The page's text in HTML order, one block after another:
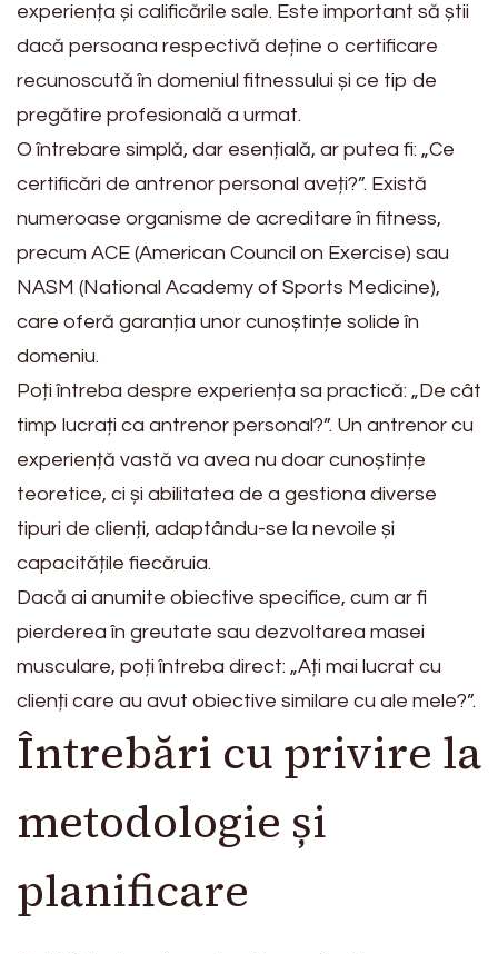
experiența și calificările sale. Este important să știi
dacă persoana respectivă deține o certificare
recunoscută în domeniul fitnessului și ce tip de
pregătire profesională a urmat.
O întrebare simplă, dar esențială, ar putea fi: „Ce
certificări de antrenor personal aveți?”. Există
numeroase organisme de acreditare în fitness,
precum ACE (American Council on Exercise) sau
NASM (National Academy of Sports Medicine),
care oferă garanția unor cunoștințe solide în
domeniu.
Poți întreba despre experiența sa practică: „De cât
timp lucrați ca antrenor personal?”. Un antrenor cu
experiență vastă va avea nu doar cunoștințe
teoretice, ci și abilitatea de a gestiona diverse
tipuri de clienți, adaptându-se la nevoile și
capacitățile fiecăruia.
Dacă ai anumite obiective specifice, cum ar fi
pierderea în greutate sau dezvoltarea masei
musculare, poți întreba direct: „Ați mai lucrat cu
clienți care au avut obiective similare cu ale mele?”.
Întrebări cu privire la
metodologie și
planificare